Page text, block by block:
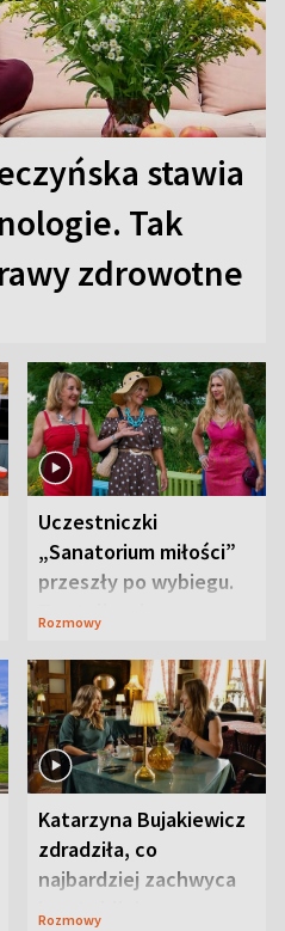
stawia
Tak
zdrowotne
Uczestniczki
„Sanatorium miłości”
przeszły po wybiegu.
Te stylizacje
Rozmowy
Katarzyna Bujakiewicz
zdradziła, co
najbardziej zachwyca
ją w Lublinie
Rozmowy